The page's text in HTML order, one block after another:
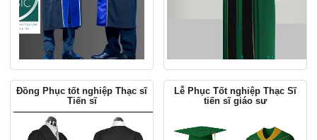
Đồng Phục tốt nghiệp Thạc sĩ
Tiến sĩ
Lễ Phục Tốt nghiệp Thạc Sĩ
tiến sĩ giáo sư